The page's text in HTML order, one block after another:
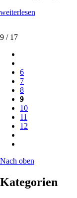
weiterlesen
9 / 17
6
7
8
9
10
11
12
Nach oben
Kategorien